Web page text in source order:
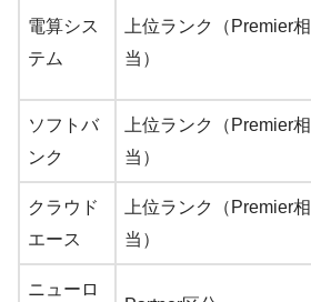
電算シス
テム
上位ランク（Premier相
当）
ソフトバ
ンク
上位ランク（Premier相
当）
クラウド
エース
上位ランク（Premier相
当）
ニューロ